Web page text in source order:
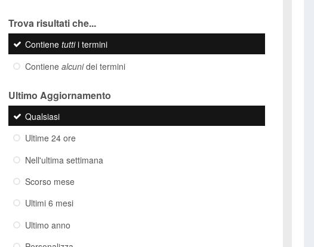
Trova risultati che...
Contiene tuttii termini
Contiene alcunidei termini
Ultimo Aggiornamento
Qualsiasi
Ultime 24 ore
Nell'ultima settimana
Scorso mese
Ultimi 6 mesi
Ultimo anno